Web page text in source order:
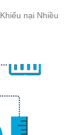
nại Nhiều